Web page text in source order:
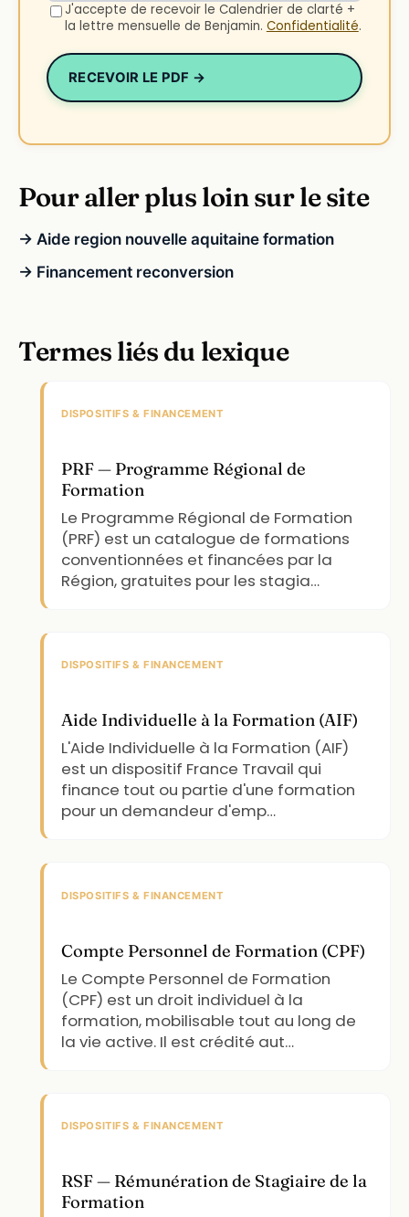
J'accepte de recevoir le Calendrier de clarté +
la lettre mensuelle de Benjamin. Confidentialité.
RECEVOIR LE PDF →
Pour aller plus loin sur le site
→ Aide region nouvelle aquitaine formation
→ Financement reconversion
Termes liés du lexique
DISPOSITIFS & FINANCEMENT
PRF — Programme Régional de
Formation
Le Programme Régional de Formation
(PRF) est un catalogue de formations
conventionnées et financées par la
Région, gratuites pour les stagia…
DISPOSITIFS & FINANCEMENT
Aide Individuelle à la Formation (AIF)
L'Aide Individuelle à la Formation (AIF)
est un dispositif France Travail qui
finance tout ou partie d'une formation
pour un demandeur d'emp…
DISPOSITIFS & FINANCEMENT
Compte Personnel de Formation (CPF)
Le Compte Personnel de Formation
(CPF) est un droit individuel à la
formation, mobilisable tout au long de
la vie active. Il est crédité aut…
DISPOSITIFS & FINANCEMENT
RSF — Rémunération de Stagiaire de la
Formation